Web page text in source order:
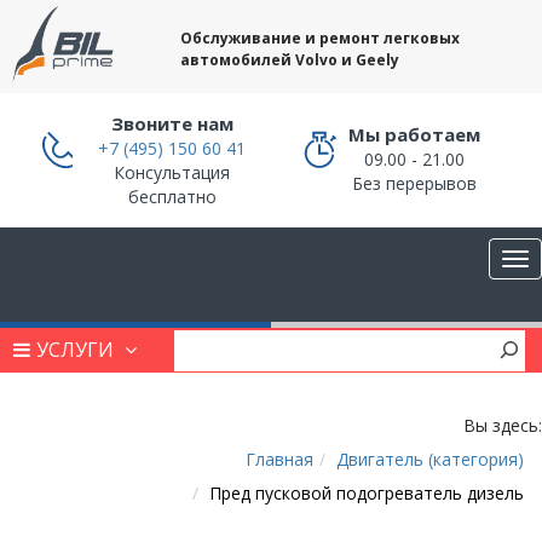
Обслуживание и ремонт легковых
автомобилей Volvo и Geely
Звоните нам
+7 (495) 150 60 41
Консультация
бесплатно
Мы работаем
09.00 - 21.00
Без перерывов
УСЛУГИ
Вы здесь:
Главная
Двигатель (категория)
Пред пусковой подогреватель дизель